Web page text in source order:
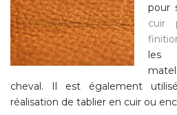
pour
cuir
les
cheval. Il est également
réalisation de tablier en cuir ou